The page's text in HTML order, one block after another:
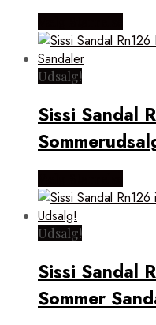
Udsalg!
Sissi Sandal
Udsalg!
Sissi Sandal
Sommer